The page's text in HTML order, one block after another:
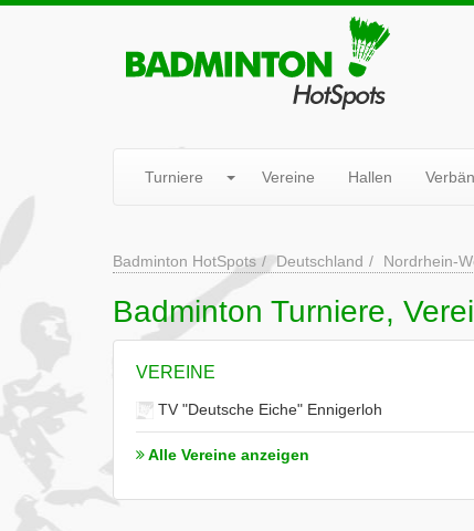
Turniere Vereine Hallen
Badminton HotSpots Deutschland Nordrhein-
Badminton Turniere,
VEREINE
TV "Deutsche Eiche" Ennigerloh
Alle Vereine anzeigen